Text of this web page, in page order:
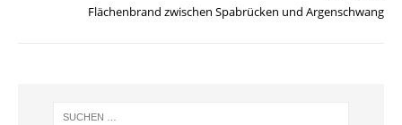
Flächenbrand zwischen Spabrücken und Argenschwang